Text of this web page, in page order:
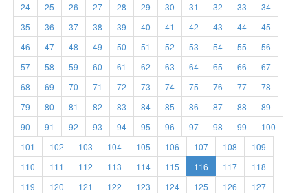
24
25 26 27 28 29 30 31 32 33
34
35
36 37 38 39 40 41 42 43 44
45
46
47 48 49 50 51 52 53 54 55
56
57
58 59 60 61 62 63 64 65 66
67
68
69 70 71 72 73 74 75 76 77
78
79
80 81 82 83 84 85 86 87 88
89
90
91 92 93 94 95 96 97 98 99
100
101
102 103 104 105 106 107 108
109
110
111 112 113 114 115 116 117
118
119
120 121 122 123 124 125 126
127